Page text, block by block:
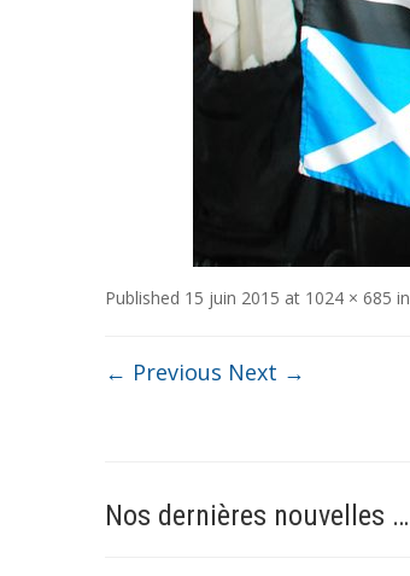
Published 15 juin 2015 at 1024 × 685 in
← Previous Next →
Nos dernières nouvelles …